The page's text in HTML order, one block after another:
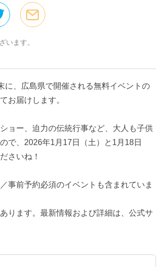
います。
に、広島県で開催される無料イベントの
お届けします。
ョー、迫力の伝統行事など、大人も子供
で、2026年1月17日（土）と1月18日
さいね！
事前予約必須のイベントも含まれていま
ります。最新情報および詳細は、公式サ